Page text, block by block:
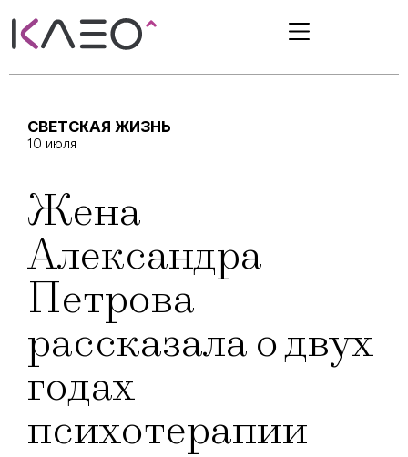
СВЕТСКАЯ ЖИЗНЬ
10 июля
Жена
Александра
Петрова
рассказала о двух
годах
психотерапии